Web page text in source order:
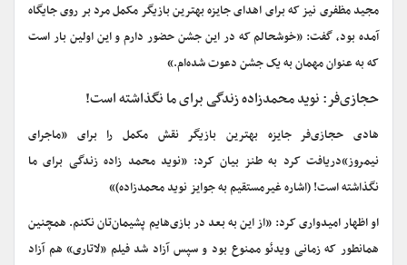
مجید مظفری نیز که برای اهدای جایزه بهترین بازیگر مکمل مرد بر روی جایگاه
آمده بود، گفت: «خوشحالم که در این جشن حضور دارم و این اولین بار است
که به عنوان مهمان به یک جشن دعوت شده‌ام.»
حجازی‌فر: نوید محمدزاده زندگی برای ما نگذاشته است!
هادی حجازی‌فر جایزه بهترین بازیگر نقش مکمل را برای «ماجرای
نیمروز»دریافت کرد به طنز بیان کرد: «نوید محمد زاده زندگی برای ما
نگذاشته است! (اشاره غیرمستقیم به جوایز نوید محمدزاده)»
او اظهار امیدواری کرد: «از این به بعد در بازی‌هایم پشیمان‌تان نکنم. همچنین
همانطور که زمانی ویدئو ممنوع بود و سپس آزاد شد فیلم «لاتاری» هم آزاد